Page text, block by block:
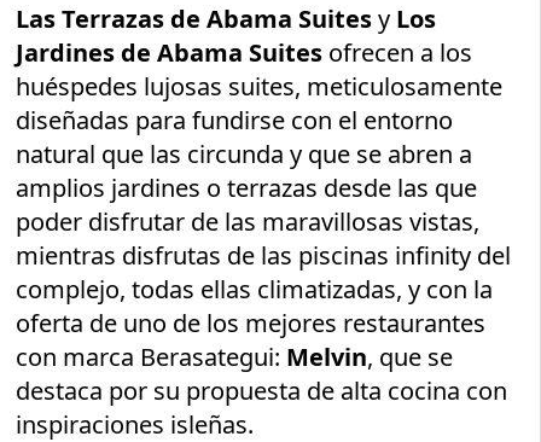
Las Terrazas de Abama Suitesy Los
Jardines de Abama Suites ofrecen a los
huéspedes lujosas suites, meticulosamente
diseñadas para fundirse con el entorno
natural que las circunda y que se abren a
amplios jardines o terrazas desde las que
poder disfrutar de las maravillosas vistas,
mientras disfrutas de las piscinas infinity del
complejo, todas ellas climatizadas, y con la
oferta de uno de los mejores restaurantes
con marca Berasategui: Melvin, que se
destaca por su propuesta de alta cocina con
inspiraciones isleñas.